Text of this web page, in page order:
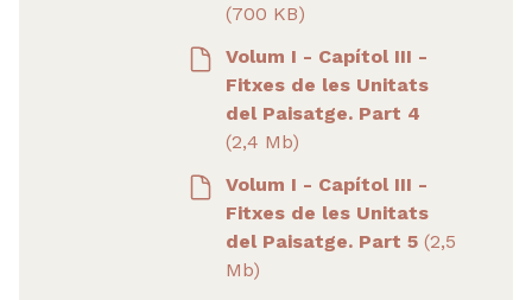
(700 KB)
Volum I - Capítol III -
Fitxes de les Unitats
del Paisatge. Part 4
(2,4 Mb)
Volum I - Capítol III -
Fitxes de les Unitats
del Paisatge. Part 5 (2,5
Mb)